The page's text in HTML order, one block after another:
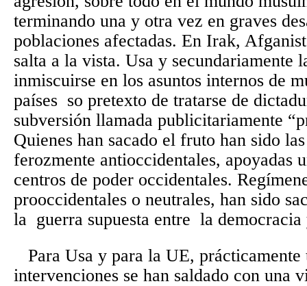
terminando una y otra vez en graves
poblaciones afectadas. En Irak,
salta a la vista. Usa y secundariamente
inmiscuirse en los asuntos internos de
países so pretexto de tratarse de
subversión llamada publicitariamente
Quienes han sacado el fruto han sido
ferozmente antioccidentales, apoyadas
centros de poder occidentales.
prooccidentales o neutrales, han sido
la guerra supuesta entre la
Para Usa y para la UE, prácticamente
intervenciones se han saldado con una